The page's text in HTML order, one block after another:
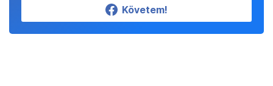
Követem!